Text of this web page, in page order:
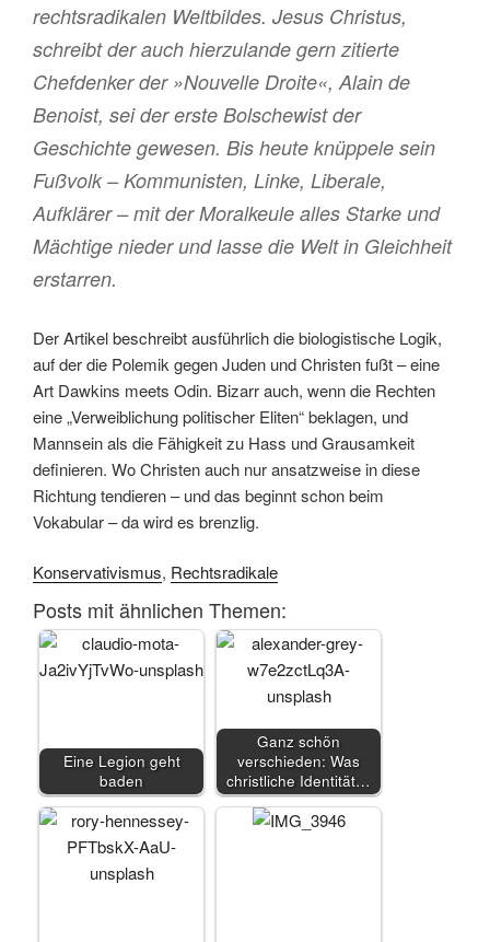
rechtsradikalen Weltbildes. Jesus Christus,
schreibt der auch hierzulande gern zitierte
Chefdenker der »Nouvelle Droite«, Alain de
Benoist, sei der erste Bolschewist der
Geschichte gewesen. Bis heute knüppele sein
Fußvolk – Kommunisten, Linke, Liberale,
Aufklärer – mit der Moralkeule alles Starke und
Mächtige nieder und lasse die Welt in Gleichheit
erstarren.
Der Artikel beschreibt ausführlich die biologistische Logik,
auf der die Polemik gegen Juden und Christen fußt – eine
Art Dawkins meets Odin. Bizarr auch, wenn die Rechten
eine „Verweiblichung politischer Eliten“ beklagen, und
Mannsein als die Fähigkeit zu Hass und Grausamkeit
definieren. Wo Christen auch nur ansatzweise in diese
Richtung tendieren – und das beginnt schon beim
Vokabular – da wird es brenzlig.
Konservativismus, Rechtsradikale
Posts mit ähnlichen Themen:
Eine Legion geht
baden
Ganz schön
verschieden: Was
christliche Identität…